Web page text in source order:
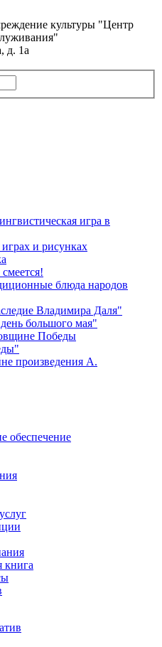
культуры "Центр
д. 1а
игра в
и рисунках
блюда народов
Владимира Даля"
большого мая"
Победы
произведения А.
обеспечение
книга